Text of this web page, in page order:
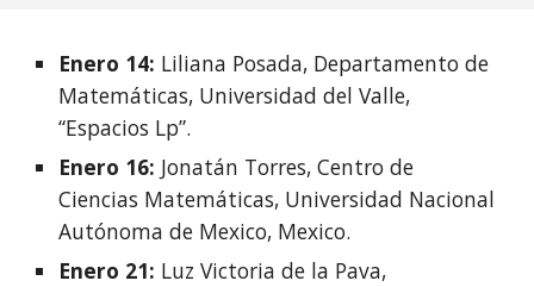
Enero 14: Liliana Posada, Departamento de
Matemáticas, Universidad del Valle,
“Espacios Lp”.
Enero 16: Jonatán Torres, Centro de
Ciencias Matemáticas, Universidad Nacional
Autónoma de Mexico, Mexico.
Enero 21: Luz Victoria de la Pava,